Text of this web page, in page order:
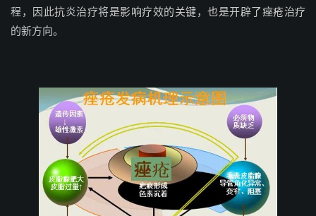
程，因此抗炎治疗将是影响疗效的关键，也是开辟了痤疮治疗
的新方向。